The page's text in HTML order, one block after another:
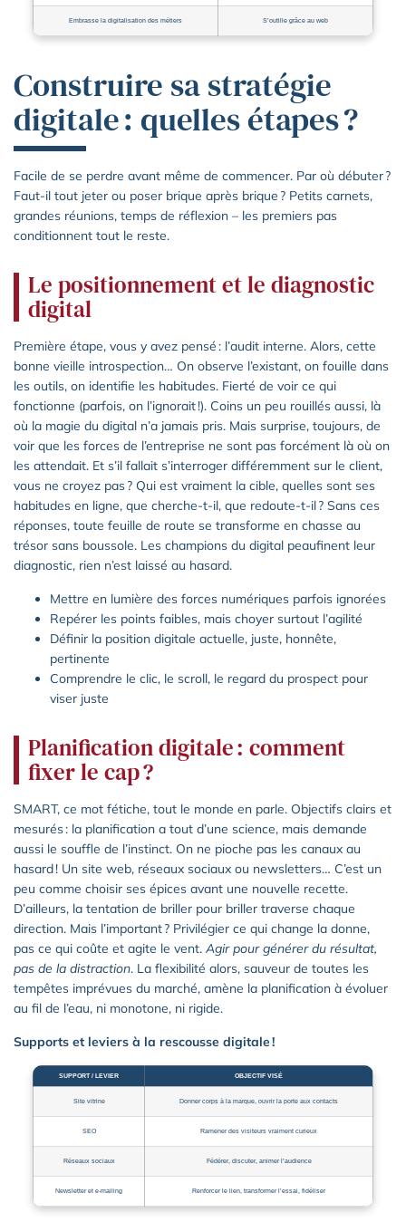
Embrasse la digitalisation des métiers S’outille grâce au web
Construire sa stratégie
digitale : quelles étapes ?
Facile de se perdre avant même de commencer. Par où débuter ?
Faut-il tout jeter ou poser brique après brique ? Petits carnets,
grandes réunions, temps de réflexion – les premiers pas
conditionnent tout le reste.
Le positionnement et le diagnostic
digital
Première étape, vous y avez pensé : l’audit interne. Alors, cette
bonne vieille introspection… On observe l’existant, on fouille dans
les outils, on identifie les habitudes. Fierté de voir ce qui
fonctionne (parfois, on l’ignorait !). Coins un peu rouillés aussi, là
où la magie du digital n’a jamais pris. Mais surprise, toujours, de
voir que les forces de l’entreprise ne sont pas forcément là où on
les attendait. Et s’il fallait s’interroger différemment sur le client,
vous ne croyez pas ? Qui est vraiment la cible, quelles sont ses
habitudes en ligne, que cherche-t-il, que redoute-t-il ? Sans ces
réponses, toute feuille de route se transforme en chasse au
trésor sans boussole. Les champions du digital peaufinent leur
diagnostic, rien n’est laissé au hasard.
Mettre en lumière des forces numériques parfois ignorées
Repérer les points faibles, mais choyer surtout l’agilité
Définir la position digitale actuelle, juste, honnête,
pertinente
Comprendre le clic, le scroll, le regard du prospect pour
viser juste
Planification digitale : comment
fixer le cap ?
SMART, ce mot fétiche, tout le monde en parle. Objectifs clairs et
mesurés : la planification a tout d’une science, mais demande
aussi le souffle de l’instinct. On ne pioche pas les canaux au
hasard ! Un site web, réseaux sociaux ou newsletters… C’est un
peu comme choisir ses épices avant une nouvelle recette.
D’ailleurs, la tentation de briller pour briller traverse chaque
direction. Mais l’important ? Privilégier ce qui change la donne,
pas ce qui coûte et agite le vent. Agir pour générer du résultat,
pas de la distraction. La flexibilité alors, sauveur de toutes les
tempêtes imprévues du marché, amène la planification à évoluer
au fil de l’eau, ni monotone, ni rigide.
Supports et leviers à la rescousse digitale !
SUPPORT / LEVIER OBJECTIF VISÉ
Site vitrine Donner corps à la marque, ouvrir la porte aux contacts
SEO Ramener des visiteurs vraiment curieux
Réseaux sociaux Fédérer, discuter, animer l’audience
Newsletter et e-mailing Renforcer le lien, transformer l’essai, fidéliser